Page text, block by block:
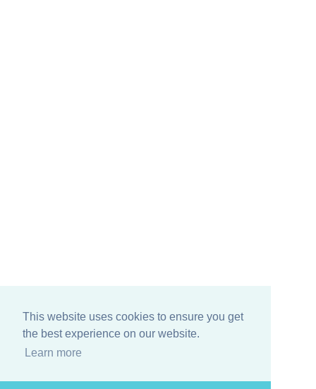
This website uses cookies to ensure you get
the best experience on our website.
Learn more